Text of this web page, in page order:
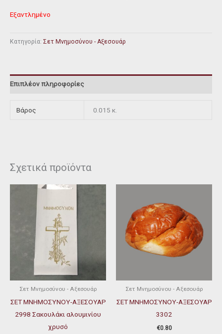
Εξαντλημένο
Κατηγορία: Σετ Μνημοσύνου - Αξεσουάρ
Επιπλέον πληροφορίες
Βάρος 0.015 κ.
Σχετικά προϊόντα
Σετ Μνημοσύνου - Αξεσουάρ
ΣΕΤ ΜΝΗΜΟΣΥΝΟΥ-ΑΞΕΣΟΥΑΡ
2998 Σακουλάκι αλουμινίου
χρυσό
Σετ Μνημοσύνου - Αξεσουάρ
ΣΕΤ ΜΝΗΜΟΣΥΝΟΥ-ΑΞΕΣΟΥΑΡ
3302
€0.80